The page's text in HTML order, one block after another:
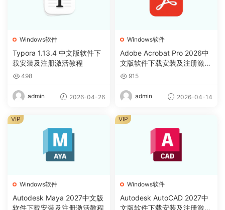
Windows软件
Typora 1.13.4 中文版软件下
载安装及注册激活教程
498
admin 2026-04-26
Windows软件
Adobe Acrobat Pro 2026中
文版软件下载安装及注册激活
教程915
admin 2026-04-14
Windows软件
Autodesk Maya 2027中文版
软件下载安装及注册激活教程
VIP
Windows软件
Autodesk AutoCAD 2027中
文版软件下载安装及注册激活
VIP